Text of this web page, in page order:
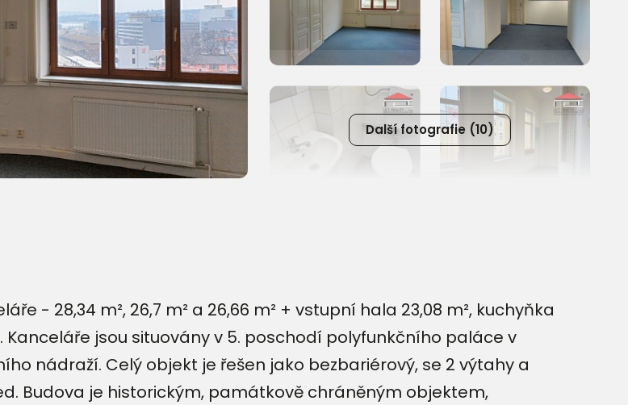
Další fotografie (10)
- 28,34 m², 26,7 m² a 26,66 m² + vstupní hala 23,08 m², kuchyňka
Kanceláře jsou situovány v 5. poschodí polyfunkčního paláce v
nádraží. Celý objekt je řešen jako bezbariérový, se 2 výtahy a
Budova je historickým, památkově chráněným objektem,